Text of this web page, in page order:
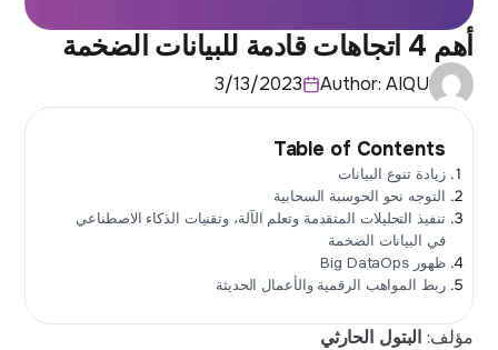
أهم 4 اتجاهات قادمة للبيانات الضخمة
Author: AIQU
3/13/2023
Table of Contents
زيادة تنوع البيانات
التوجه نحو الحوسبة السحابية
تنفيذ التحليلات المتقدمة وتعلم الآلة، وتقنيات الذكاء الاصطناعي
في البيانات الضخمة
ظهور Big DataOps
ربط المواهب الرقمية والأعمال الحديثة
مؤلف:البتول الحارثي